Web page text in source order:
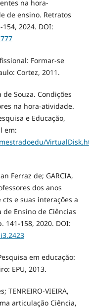
na hora-
de ensino. Retratos
2024. DOI:
Formar-se
Cortez, 2011.
de Souza. Condições
na hora-atividade.
e Educação,
em:
Ferraz de; GARCIA,
dos anos
e suas interações a
de Ensino de Ciências
141-158, 2020. DOI:
em educação:
EPU, 2013.
TENREIRO-VIEIRA,
articulação Ciência,